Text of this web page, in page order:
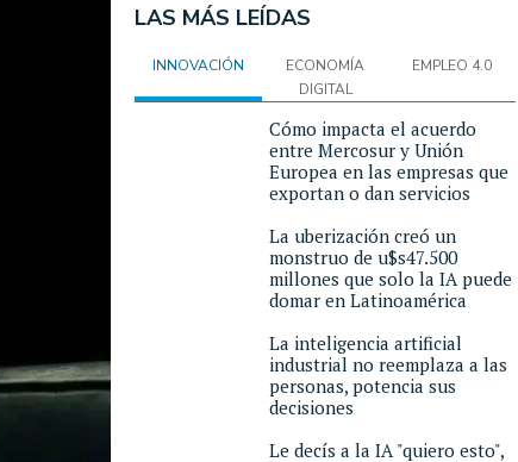
LAS MÁS LEÍDAS
INNOVACIÓN
ECONOMÍA
DIGITAL
EMPLEO 4.0
Cómo impacta el acuerdo
entre Mercosur y Unión
Europea en las empresas que
exportan o dan servicios
La uberización creó un
monstruo de u$s47.500
millones que solo la IA puede
domar en Latinoamérica
La inteligencia artificial
industrial no reemplaza a las
personas, potencia sus
decisiones
Le decís a la IA "quiero esto",